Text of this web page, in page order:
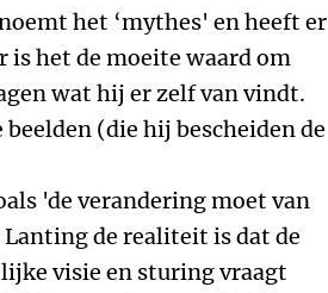
het ‘mythes' en heeft er
is het de moeite waard om
wat hij er zelf van vindt.
(die hij bescheiden de
'de verandering moet van
de realiteit is dat de
visie en sturing vraagt